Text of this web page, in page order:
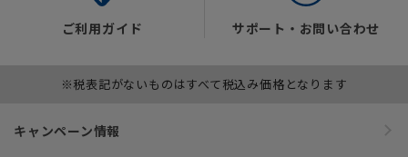
ご利用ガイド サポート・お問い合わせ
※税表記がないものはすべて税込み価格となります
キャンペーン情報